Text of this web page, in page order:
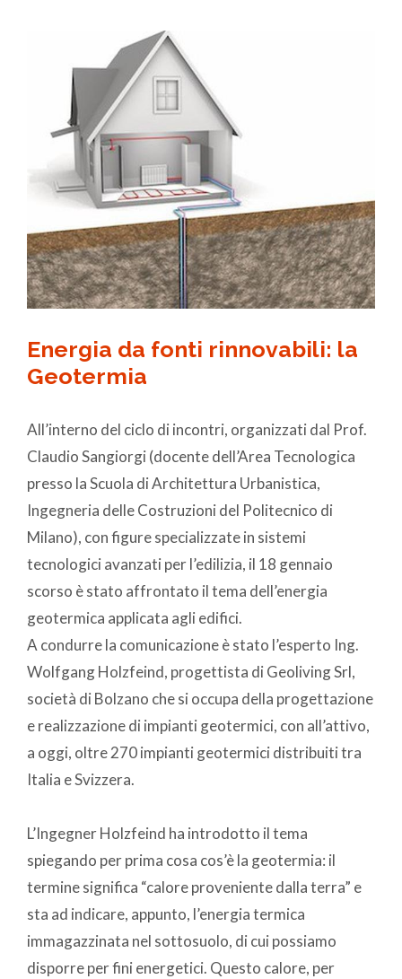
Energia da fonti rinnovabili: la
Geotermia
All’interno del ciclo di incontri, organizzati dal Prof.
Claudio Sangiorgi (docente dell’Area Tecnologica
presso la Scuola di Architettura Urbanistica,
Ingegneria delle Costruzioni del Politecnico di
Milano), con figure specializzate in sistemi
tecnologici avanzati per l’edilizia, il 18 gennaio
scorso è stato affrontato il tema dell’energia
geotermica applicata agli edifici.
A condurre la comunicazione è stato l’esperto Ing.
Wolfgang Holzfeind, progettista di Geoliving Srl,
società di Bolzano che si occupa della progettazione
e realizzazione di impianti geotermici, con all’attivo,
a oggi, oltre 270 impianti geotermici distribuiti tra
Italia e Svizzera.
L’Ingegner Holzfeind ha introdotto il tema
spiegando per prima cosa cos’è la geotermia: il
termine significa “calore proveniente dalla terra” e
sta ad indicare, appunto, l’energia termica
immagazzinata nel sottosuolo, di cui possiamo
disporre per fini energetici. Questo calore, per